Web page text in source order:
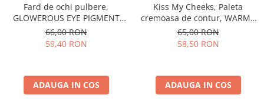
Fard de ochi pulbere,
GLOWEROUS EYE PIGMENT
GOLD ROSE 12m
66,00 RON
59,40 RON
ADAUGA IN COS
Kiss My Cheeks, Paleta
cremoasa de contur, WARM -
15 g
65,00 RON
58,50 RON
ADAUGA IN COS